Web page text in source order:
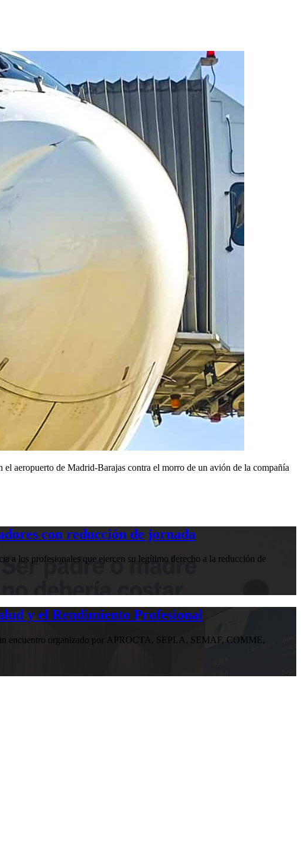
aeropuerto de Madrid-Barajas contra el morro de un avión de la compañía
con reducción de jornada
a los profesionales que ejercen su legítimo derecho a la reducción de
y el Rendimiento Profesional
encuentro organizado por APROCTA, SEPLA, SEMAF, COMME,